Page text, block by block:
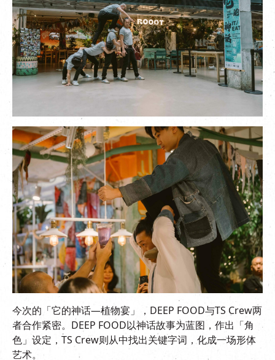
今次的「它的神话—植物宴」，DEEP FOOD与TS Crew两
者合作紧密。DEEP FOOD以神话故事为蓝图，作出「角
色」设定，TS Crew则从中找出关键字词，化成一场形体
艺术。